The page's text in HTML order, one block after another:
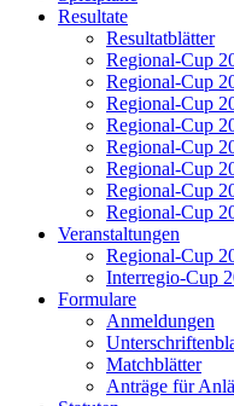
Resultate
Resultatblätter
Regional-Cup
Regional-Cup
Regional-Cup
Regional-Cup
Regional-Cup
Regional-Cup
Regional-Cup
Regional-Cup
Veranstaltungen
Regional-Cup
Interregio-Cup
Formulare
Anmeldungen
Matchblätter
Anträge für